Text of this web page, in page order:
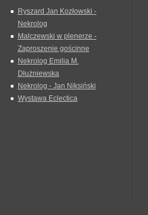
Ryszard Jan Kozłowski -
Nekrolog
Malczewski w plenerze -
Zaproszenie gościnne
Nekrolog Emilia M.
Dłużniewska
Nekrolog - Jan Niksiński
Wystawa Eclectica